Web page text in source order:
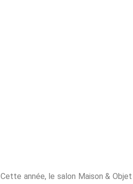
Cette année, le salon Maison &